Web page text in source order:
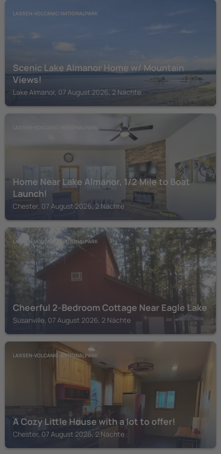
LASSEN-VOLCANIC-NATIONALPARK
Scenic Lake Almanor Home w/ Mountain
Views!
Lake Almanor, 07 August 2026, 2 Nächte
Home Near Lake Almanor, 1/2 Mile to Boat
Launch!
Chester, 07 August 2026, 2 Nächte
LASSEN-VOLCANIC-NATIONALPARK
Cheerful 2-Bedroom Cottage Near Eagle Lake
Susanville, 07 August 2026, 2 Nächte
LASSEN-VOLCANIC-NATIONALPARK
A Cozy Little House with a lot to offer!
Chester, 07 August 2026, 2 Nächte